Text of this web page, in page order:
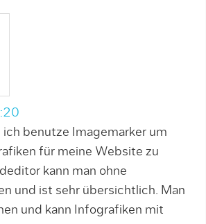
ich benutze Imagemarker um
für meine Website zu
kann man ohne
und ist sehr übersichtlich. Man
und kann Infografiken mit